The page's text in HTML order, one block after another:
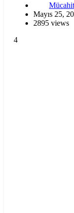
Mayıs 25,
2895 views
4